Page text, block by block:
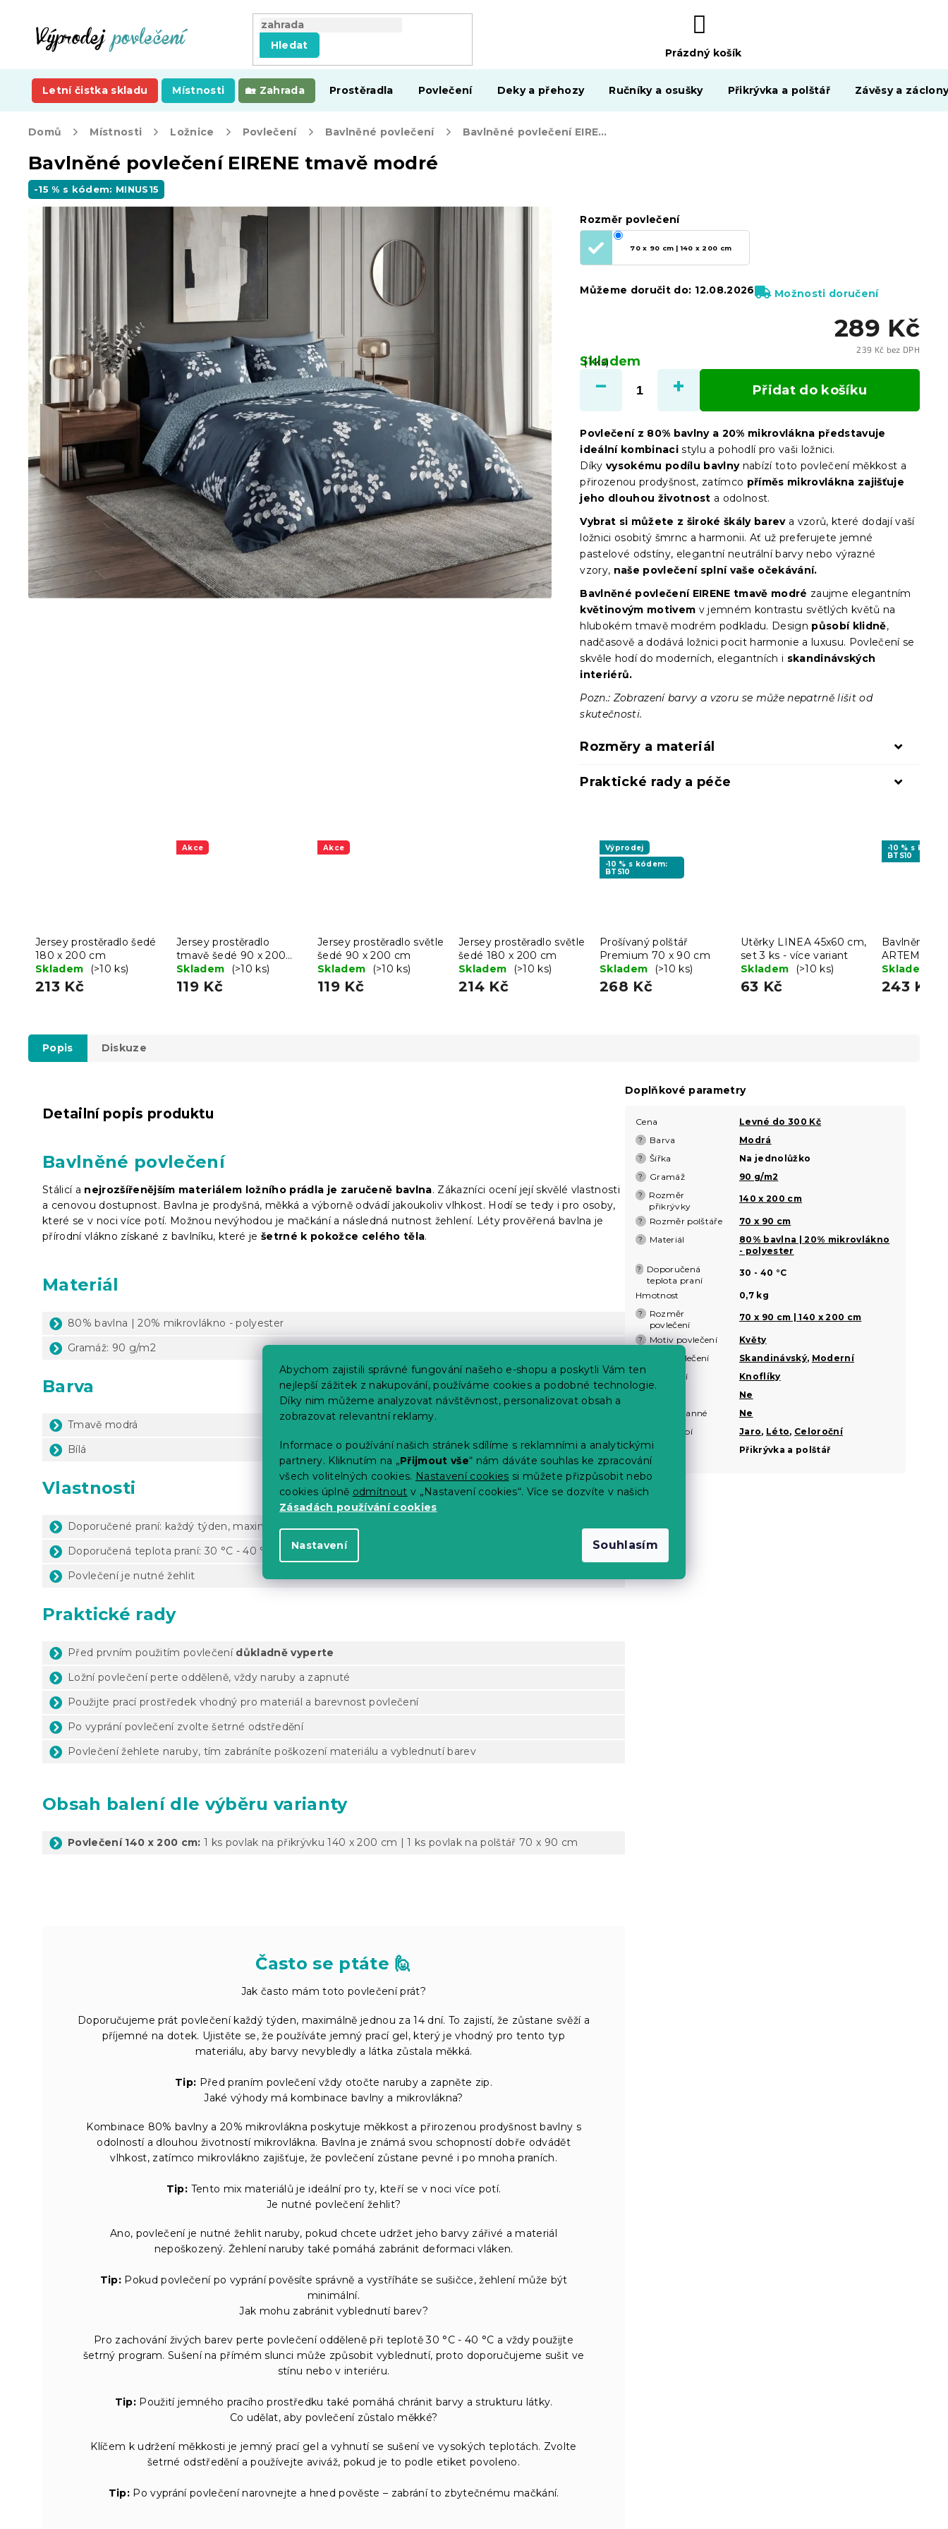
Abychom zajistili správné fungování našeho e-shopu a poskytli Vám ten
nejlepší zážitek z nakupování, používáme cookies a podobné technologie.
Díky nim můžeme analyzovat návštěvnost, personalizovat obsah a
zobrazovat relevantní reklamy.
Informace o používání našich stránek sdílíme s reklamními a analytickými
partnery. Kliknutím na „Přijmout vše“ nám dáváte souhlas ke zpracování
všech volitelných cookies. Nastavení cookies si můžete přizpůsobit nebo
cookies úplně odmítnout v „Nastavení cookies“. Více se dozvíte v našich
Zásadách používání cookies
Nastavení Souhlasím
Hledat
NÁKUPNÍ
KOŠÍK
Prázdný košík
Letní čistka skladu Místnosti Zahrada Prostěradla Povlečení Deky a přehozy Ručníky a osušky Přikrývka a polštář Závěsy a
Domů Místnosti Ložnice Povlečení Bavlněné povlečení Bavlněné povlečení EIRENE tmavě modré
Bavlněné povlečení EIRENE tmavě modré
-15 % s kódem: MINUS15
289 Kč
239 Kč bez DPH
cena:
Skladem
(1 ks)
Rozměr povlečení
70 x 90 cm | 140 x 200 cm
Můžeme doručit do: 12.08.2026 Možnosti doručení
Přidat do košíku
Povlečení z 80% bavlny a 20% mikrovlákna představuje
ideální kombinaci stylu a pohodlí pro vaši ložnici.
Díkyvysokému podílu bavlny nabízí toto povlečení měkkost a
přirozenou prodyšnost, zatímco příměs mikrovlákna zajišťuje
jeho dlouhou životnost a odolnost.
Vybrat si můžete z široké škály bareva vzorů, které dodají vaší
ložnici osobitý šmrnc a harmonii. Ať už preferujete jemné
pastelové odstíny, elegantní neutrální barvy nebo výrazné
vzory, naše povlečení splní vaše očekávání.
Bavlněné povlečení EIRENE tmavě modré zaujme elegantním
květinovým motivem v jemném kontrastu světlých květů na
hlubokém tmavě modrém podkladu. Design působí klidně,
nadčasově a dodává ložnici pocit harmonie a luxusu. Povlečení se
skvěle hodí do moderních, elegantních i skandinávských
interiérů.
Pozn.: Zobrazení barvy a vzoru se může nepatrně lišit od
skutečnosti.
Rozměry a materiál
Praktické rady a péče
Jersey prostěradlo šedé
180 x 200 cm
Skladem
(>10 ks)
213 Kč
Akce
Jersey prostěradlo
tmavě šedé 90 x 200
cm
Skladem (>10 ks)
119 Kč
Akce
Jersey prostěradlo světle
šedé 90 x 200 cm
Skladem
(>10 ks)
119 Kč
Jersey prostěradlo světle
šedé 180 x 200 cm
Skladem
(>10 ks)
214 Kč
Výprodej
-10 % s kódem:
BTS10
Prošívaný polštář
Premium 70 x 90 cm
Skladem
(>10 ks)
268 Kč
Utěrky LINEA 45x60 cm,
set 3 ks - více variant
Skladem
(>10 ks)
63 Kč
-10 % s
BTS10
Bavlněné
ARTEMIS
Skladem
243 Kč
Popis Diskuze
Detailní popis produktu
Bavlněné povlečení
Stálicí a nejrozšířenějším materiálem ložního prádla je zaručeně bavlna. Zákazníci ocení její skvělé vlastnosti
a cenovou dostupnost. Bavlna je prodyšná, měkká a výborně odvádí jakoukoliv vlhkost. Hodí se tedy i pro osoby,
které se v noci více potí. Možnou nevýhodou je mačkání a následná nutnost žehlení. Léty prověřená bavlna je
přírodní vlákno získané z bavlníku, které je šetrné k pokožce celého těla.
Materiál
80% bavlna | 20% mikrovlákno - polyester
Gramáž: 90 g/m2
Barva
Tmavě modrá
Bílá
Vlastnosti
Doporučené praní: každý týden, maximálně 1x za 14 dní
Doporučená teplota praní: 30 °C - 40 °C (dle štítku výrobce)
Povlečení je nutné žehlit
Praktické rady
Před prvním použitím povlečení důkladně vyperte
Ložní povlečení perte odděleně, vždy naruby a zapnuté
Použijte prací prostředek vhodný pro materiál a barevnost povlečení
Po vyprání povlečení zvolte šetrné odstředění
Povlečení žehlete naruby, tím zabráníte poškození materiálu a vyblednutí barev
Obsah balení dle výběru varianty
Povlečení 140 x 200 cm: 1 ks povlak na přikrývku 140 x 200 cm | 1 ks povlak na polštář 70 x 90 cm
Často se ptáte 🙋
Jak často mám toto povlečení prát?
Doporučujeme prát povlečení každý týden, maximálně jednou za 14 dní. To zajistí, že zůstane svěží a
příjemné na dotek. Ujistěte se, že používáte jemný prací gel, který je vhodný pro tento typ
materiálu, aby barvy nevybledly a látka zůstala měkká.
Tip: Před praním povlečení vždy otočte naruby a zapněte zip.
Jaké výhody má kombinace bavlny a mikrovlákna?
Kombinace 80% bavlny a 20% mikrovlákna poskytuje měkkost a přirozenou prodyšnost bavlny s
odolností a dlouhou životností mikrovlákna. Bavlna je známá svou schopností dobře odvádět
vlhkost, zatímco mikrovlákno zajišťuje, že povlečení zůstane pevné i po mnoha praních.
Tip: Tento mix materiálů je ideální pro ty, kteří se v noci více potí.
Je nutné povlečení žehlit?
Ano, povlečení je nutné žehlit naruby, pokud chcete udržet jeho barvy zářivé a materiál
nepoškozený. Žehlení naruby také pomáhá zabránit deformaci vláken.
Tip:Pokud povlečení po vyprání pověsíte správně a vystříháte se sušičce, žehlení může být
minimální.
Jak mohu zabránit vyblednutí barev?
Pro zachování živých barev perte povlečení odděleně při teplotě 30 °C - 40 °C a vždy použijte
šetrný program. Sušení na přímém slunci může způsobit vyblednutí, proto doporučujeme sušit ve
stínu nebo v interiéru.
Tip:Použití jemného pracího prostředku také pomáhá chránit barvy a strukturu látky.
Co udělat, aby povlečení zůstalo měkké?
Klíčem k udržení měkkosti je jemný prací gel a vyhnutí se sušení ve vysokých teplotách. Zvolte
šetrné odstředění a používejte aviváž, pokud je to podle etiket povoleno.
Tip:Po vyprání povlečení narovnejte a hned pověste – zabrání to zbytečnému mačkání.
Doplňkové parametry
Cena Levné do 300 Kč
? Barva Modrá
? Šířka Na jednolůžko
? Gramáž 90 g/m2
?
Rozměr
přikrývky
140 x 200 cm
? Rozměr polštáře 70 x 90 cm
? Materiál
80% bavlna | 20% mikrovlákno
- polyester
?
Doporučená
teplota praní
30 - 40 °C
Hmotnost 0,7 kg
?
Rozměr
povlečení
70 x 90 cm | 140 x 200 cm
? Motiv povlečení Květy
Styl povlečení Skandinávský, Moderní
? Zapínání
Knoflíky
Ne
Oboustranné
Ne
Roční období
Jaro, Léto, Celoroční
Sady
Přikrývka a polštář